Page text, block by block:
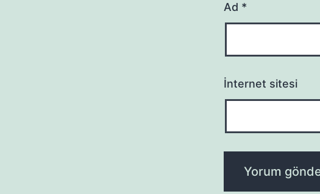
Ad *
İnternet sitesi